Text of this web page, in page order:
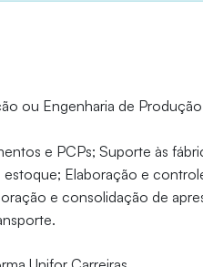
ou Engenharia de
e PCPs; Suporte às
Elaboração e
e consolidação de